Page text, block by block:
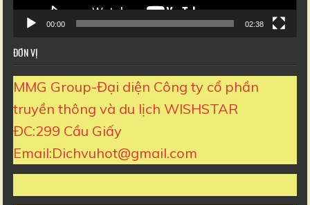
00:00 02:38
ĐƠN VỊ
MMG Group-Đại diện Công ty cổ phần
truyền thông và du lịch WISHSTAR
ĐC:299 Cầu Giấy
Email:Dichvuhot@gmail.com